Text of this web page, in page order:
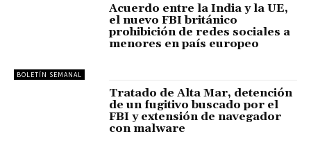
BOLETÍN SEMANAL
Acuerdo entre la India y la UE,
el nuevo FBI británico
prohibición de redes sociales a
menores en país europeo
Tratado de Alta Mar, detención
de un fugitivo buscado por el
FBI y extensión de navegador
con malware